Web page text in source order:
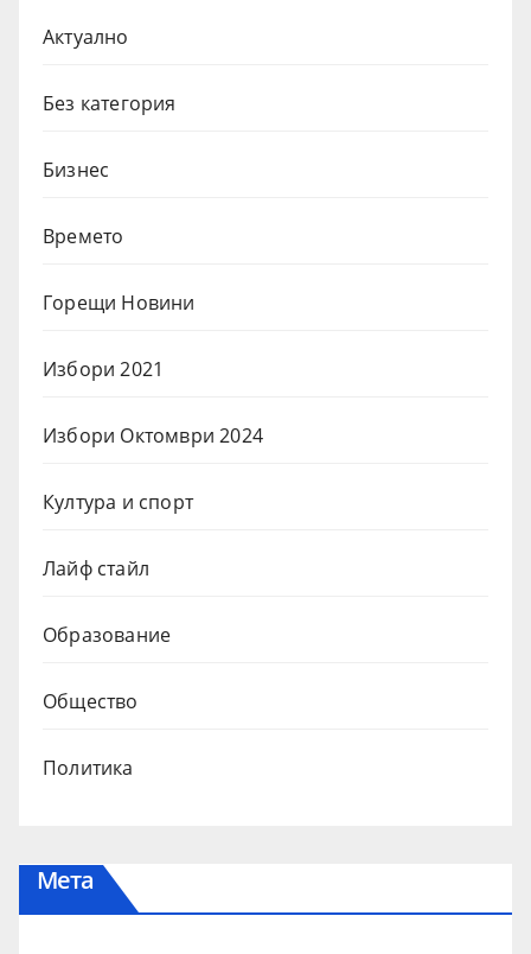
Актуално
Без категория
Бизнес
Времето
Горещи Новини
Избори 2021
Избори Октомври 2024
Култура и спорт
Лайф стайл
Образование
Общество
Политика
Мета